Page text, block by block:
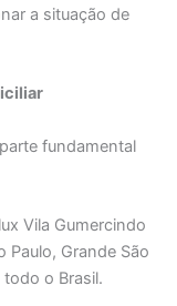
a situação de
fundamental
Vila Gumercindo
Paulo, Grande São
todo o Brasil.